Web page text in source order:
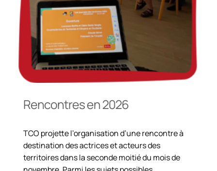
Rencontres en 2026
TCO projette l’organisation d’une rencontre à
destination des actrices et acteurs des
territoires dans la seconde moitié du mois de